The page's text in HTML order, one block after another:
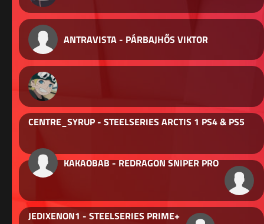
ANTRAVISTA - PÁRBAJHŐS VIKTOR
CENTRE_SYRUP - STEELSERIES ARCTIS 1 PS4 & PS5
KAKAOBAB - REDRAGON SNIPER PRO
JEDIXENON1 - STEELSERIES PRIME+